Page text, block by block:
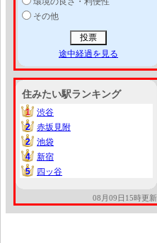
その他
途中経過を見る
住みたい駅ランキング
1
1
渋谷
2
2
赤坂見附
2
2
池袋
4
4
新宿
5
5 四ッ谷
08月09日15時更新